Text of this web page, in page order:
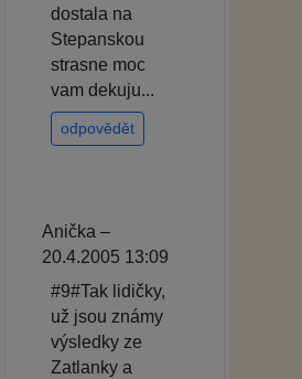
dostala na
Stepanskou
strasne moc
vam dekuju...
odpovědět
Anička –
20.4.2005 13:09
#9#Tak lidičky,
už jsou známy
výsledky ze
Zatlanky a